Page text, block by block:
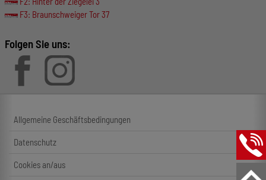
F3: Braunschweiger Tor 37
Folgen Sie uns:
Allgemeine Geschäftsbedingungen
Datenschutz
Cookies an/aus